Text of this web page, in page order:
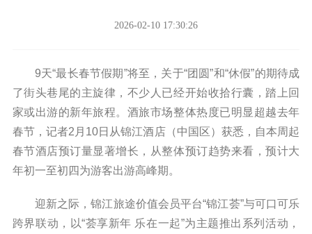
2026-02-10 17:30:26
9天“最长春节假期”将至，关于“团圆”和“休假”的期待成
了街头巷尾的主旋律，不少人已经开始收拾行囊，踏上回
家或出游的新年旅程。酒旅市场整体热度已明显超越去年
春节，记者2月10日从锦江酒店（中国区）获悉，自本周起
春节酒店预订量显著增长，从整体预订趋势来看，预计大
年初一至初四为游客出游高峰期。
迎新之际，锦江旅途价值会员平台“锦江荟”与可口可乐
跨界联动，以“荟享新年 乐在一起”为主题推出系列活动，